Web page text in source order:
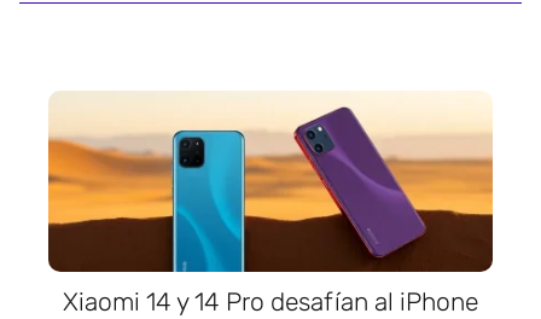
Xiaomi 14 y 14 Pro desafían al iPhone